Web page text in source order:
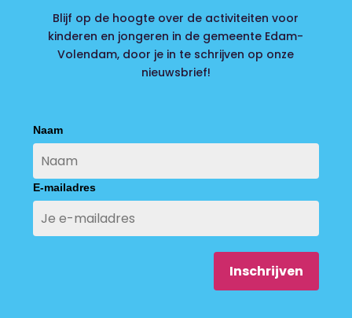
Blijf op de hoogte over de activiteiten voor
kinderen en jongeren in de gemeente Edam-
Volendam, door je in te schrijven op onze
nieuwsbrief!
Naam
E-mailadres